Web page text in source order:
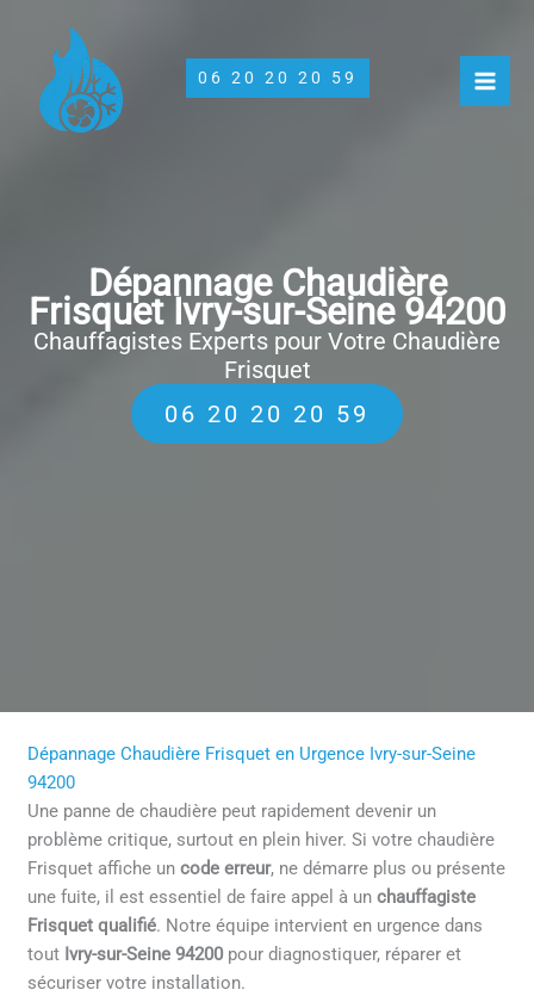
contenu
06 20 20 20 59
Dépannage Chaudière
Frisquet Ivry-sur-Seine 94200
Chauffagistes Experts pour Votre Chaudière
Frisquet
06 20 20 20 59
Dépannage Chaudière Frisquet en Urgence Ivry-sur-Seine
94200
Une panne de chaudière peut rapidement devenir un
problème critique, surtout en plein hiver. Si votre chaudière
Frisquet affiche uncode erreur, ne démarre plus ou présente
une fuite, il est essentiel de faire appel à unchauffagiste
Frisquet qualifié. Notre équipe intervient en urgence dans
tout Ivry-sur-Seine 94200 pour diagnostiquer, réparer et
sécuriser votre installation.